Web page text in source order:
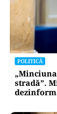
POLITICĂ
stradă”.